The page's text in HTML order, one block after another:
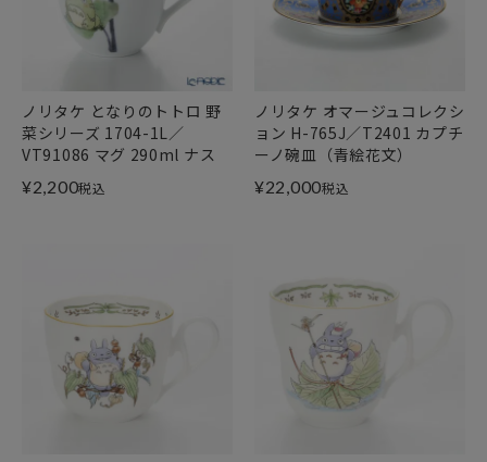
ノリタケ となりのトトロ 野
菜シリーズ 1704-1L／
VT91086 マグ 290ml ナス
¥2,200税込
ノリタケ オマージュコレクシ
ョン H-765J／T2401 カプチ
ーノ碗皿（青絵花文）
¥22,000税込